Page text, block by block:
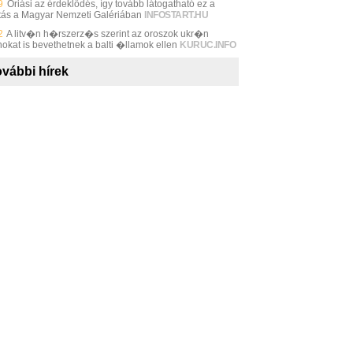
Óriási az érdeklődés, így tovább látogatható ez a
a Magyar Nemzeti Galériában
INFOSTART.HU
A litv�n h�rszerz�s szerint az oroszok ukr�n
is bevethetnek a balti �llamok ellen KURUC.INFO
hírek